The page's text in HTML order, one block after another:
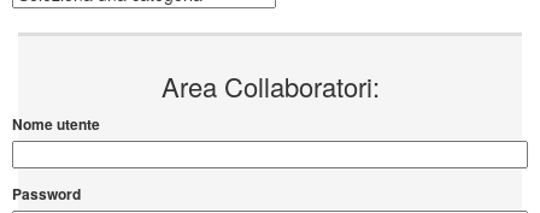
Area Collaboratori:
Nome utente
Password